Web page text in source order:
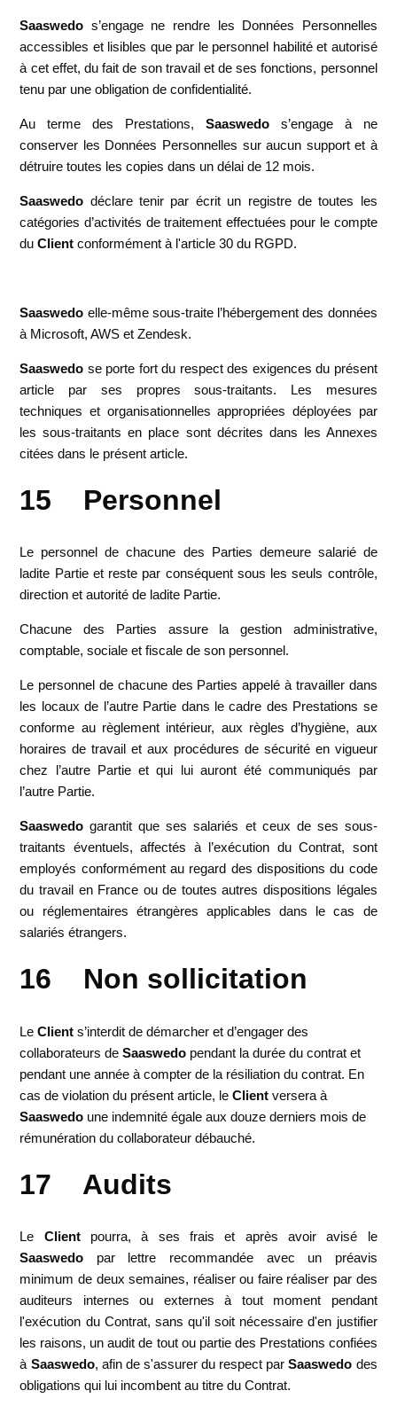
Saaswedo s’engage ne rendre les Données Personnelles
accessibles et lisibles que par le personnel habilité et autorisé
à cet effet, du fait de son travail et de ses fonctions, personnel
tenu par une obligation de confidentialité.
Au terme des Prestations, Saaswedos’engage à ne
conserver les Données Personnelles sur aucun support et à
détruire toutes les copies dans un délai de 12 mois.
Saaswedo déclare tenir par écrit un registre de toutes les
catégories d’activités de traitement effectuées pour le compte
duClient conformément à l'article 30 du RGPD.
Saaswedo elle-même sous-traite l’hébergement des données
à Microsoft, AWS et Zendesk.
Saaswedo se porte fort du respect des exigences du présent
article par ses propres sous-traitants. Les mesures
techniques et organisationnelles appropriées déployées par
les sous-traitants en place sont décrites dans les Annexes
citées dans le présent article.
15 Personnel
Le personnel de chacune des Parties demeure salarié de
ladite Partie et reste par conséquent sous les seuls contrôle,
direction et autorité de ladite Partie.
Chacune des Parties assure la gestion administrative,
comptable, sociale et fiscale de son personnel.
Le personnel de chacune des Parties appelé à travailler dans
les locaux de l’autre Partie dans le cadre des Prestations se
conforme au règlement intérieur, aux règles d’hygiène, aux
horaires de travail et aux procédures de sécurité en vigueur
chez l’autre Partie et qui lui auront été communiqués par
l’autre Partie.
Saaswedo garantit que ses salariés et ceux de ses sous-
traitants éventuels, affectés à l’exécution du Contrat, sont
employés conformément au regard des dispositions du code
du travail en France ou de toutes autres dispositions légales
ou réglementaires étrangères applicables dans le cas de
salariés étrangers.
16 Non sollicitation
LeClient s’interdit de démarcher et d’engager des
collaborateurs deSaaswedo pendant la durée du contrat et
pendant une année à compter de la résiliation du contrat. En
cas de violation du présent article, leClient versera à
Saaswedo une indemnité égale aux douze derniers mois de
rémunération du collaborateur débauché.
17 Audits
Le Clientpourra, à ses frais et après avoir avisé le
Saaswedo par lettre recommandée avec un préavis
minimum de deux semaines, réaliser ou faire réaliser par des
auditeurs internes ou externes à tout moment pendant
l'exécution du Contrat, sans qu'il soit nécessaire d'en justifier
les raisons, un audit de tout ou partie des Prestations confiées
à Saaswedo, afin de s'assurer du respect parSaaswedo des
obligations qui lui incombent au titre du Contrat.